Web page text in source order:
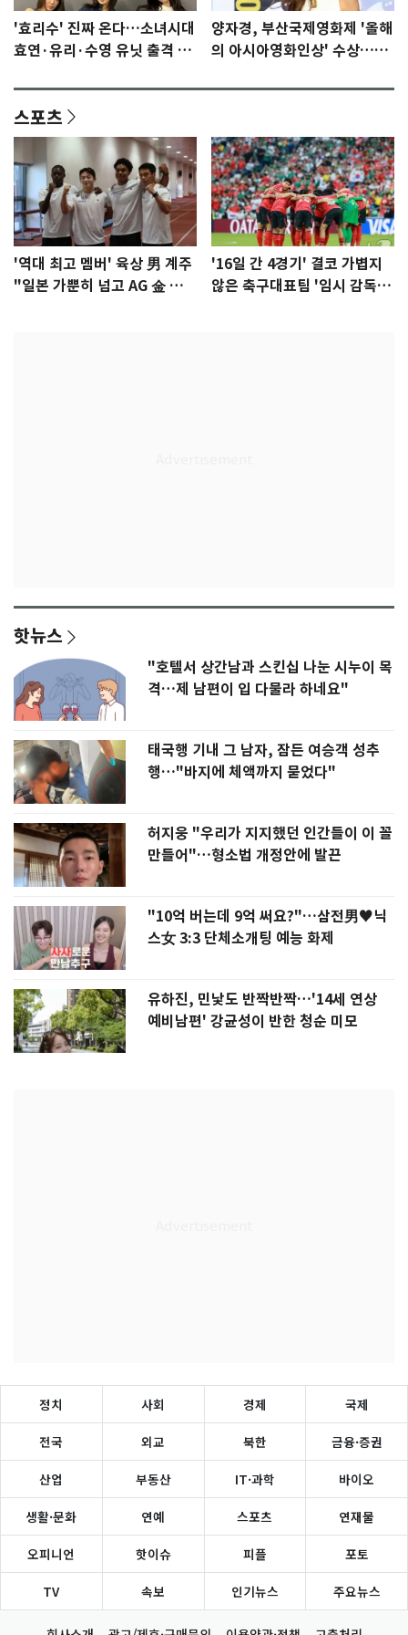
'효리수' 진짜 온다…소녀시대
효연·유리·수영 유닛 출격 [N
양자경, 부산국제영화제 '올해
의 아시아영화인상' 수상…15
스포츠
'역대 최고 멤버' 육상 男 계주
"일본 가뿐히 넘고 AG 金 따겠
'16일 간 4경기' 결코 가볍지
않은 축구대표팀 '임시 감독'
핫뉴스
"호텔서 상간남과 스킨십 나눈 시누이 목
격…제 남편이 입 다물라 하네요"
태국행 기내 그 남자, 잠든 여승객 성추
행…"바지에 체액까지 묻었다"
허지웅 "우리가 지지했던 인간들이 이 꼴
만들어"…형소법 개정안에 발끈
"10억 버는데 9억 써요?"…삼전男♥닉
스女 3:3 단체소개팅 예능 화제
유하진, 민낯도 반짝반짝…'14세 연상
예비남편' 강균성이 반한 청순 미모
정치 사회 경제 국제
전국 외교 북한 금융·증권
산업 부동산 IT·과학 바이오
생활·문화 연예 스포츠 연재물
오피니언 핫이슈 피플 포토
TV 속보 인기뉴스 주요뉴스